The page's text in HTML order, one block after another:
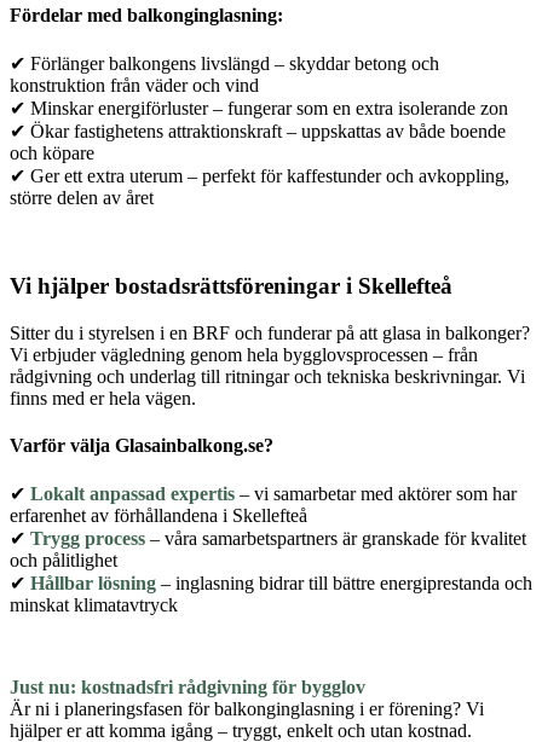
Fördelar med balkonginglasning:
✔ Förlänger balkongens livslängd – skyddar betong och
konstruktion från väder och vind
✔ Minskar energiförluster – fungerar som en extra isolerande zon
✔ Ökar fastighetens attraktionskraft – uppskattas av både boende
och köpare
✔ Ger ett extra uterum – perfekt för kaffestunder och avkoppling,
större delen av året
Vi hjälper bostadsrättsföreningar i Skellefteå
Sitter du i styrelsen i en BRF och funderar på att glasa in balkonger?
Vi erbjuder vägledning genom hela bygglovsprocessen – från
rådgivning och underlag till ritningar och tekniska beskrivningar. Vi
finns med er hela vägen.
Varför välja Glasainbalkong.se?
✔ Lokalt anpassad expertis – vi samarbetar med aktörer som har
erfarenhet av förhållandena i Skellefteå
✔ Trygg process – våra samarbetspartners är granskade för kvalitet
och pålitlighet
✔ Hållbar lösning – inglasning bidrar till bättre energiprestanda och
minskat klimatavtryck
Just nu: kostnadsfri rådgivning för bygglov
Är ni i planeringsfasen för balkonginglasning i er förening? Vi
hjälper er att komma igång – tryggt, enkelt och utan kostnad.